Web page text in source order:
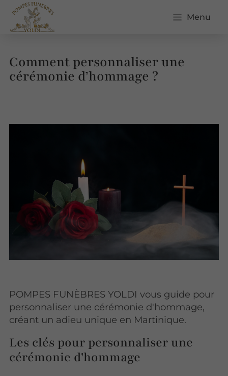
Menu
Comment personnaliser une
cérémonie d’hommage ?
POMPES FUNÈBRES YOLDI vous guide pour
personnaliser une cérémonie d'hommage,
créant un adieu unique en Martinique.
Les clés pour personnaliser une
cérémonie d'hommage